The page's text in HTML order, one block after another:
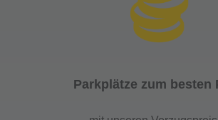
Parkplätze zum besten